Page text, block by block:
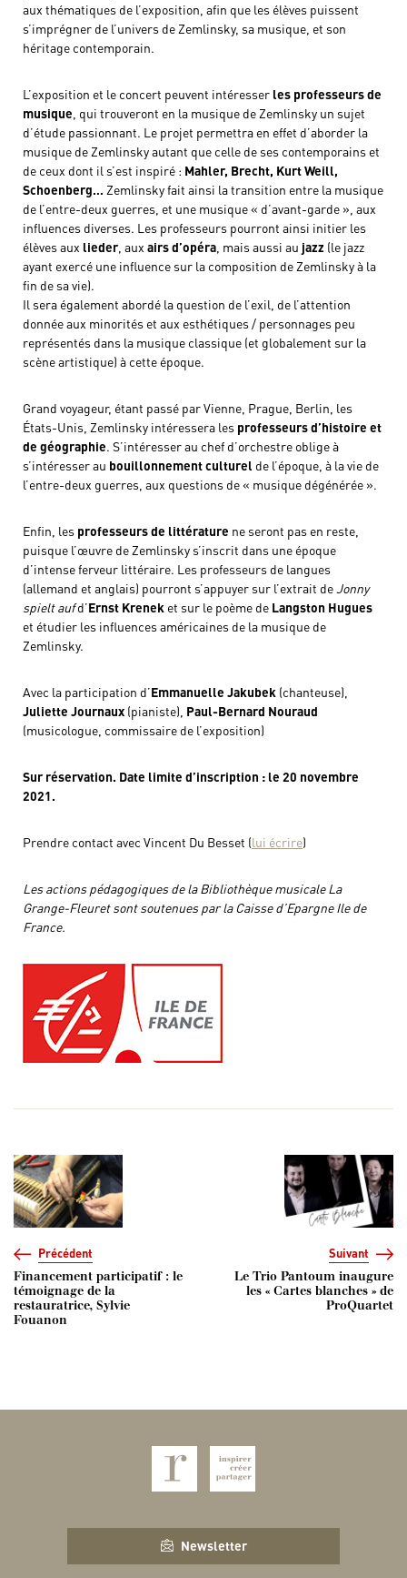
aux thématiques de l’exposition, afin que les élèves puissent
s’imprégner de l’univers de Zemlinsky, sa musique, et son
héritage contemporain.
L’exposition et le concert peuvent intéresser les professeurs de
musique , qui trouveront en la musique de Zemlinsky un sujet
d’étude passionnant. Le projet permettra en effet d’aborder la
musique de Zemlinsky autant que celle de ses contemporains et
de ceux dont il s’est inspiré : Mahler, Brecht, Kurt Weill,
Schoenberg… Zemlinsky fait ainsi la transition entre la musique
de l’entre-deux guerres, et une musique « d’avant-garde », aux
influences diverses. Les professeurs pourront ainsi initier les
élèves aux lieder, aux airs d’opéra , mais aussi au jazz (le jazz
ayant exercé une influence sur la composition de Zemlinsky à la
fin de sa vie).
Il sera également abordé la question de l’exil, de l’attention
donnée aux minorités et aux esthétiques / personnages peu
représentés dans la musique classique (et globalement sur la
scène artistique) à cette époque.
Grand voyageur, étant passé par Vienne, Prague, Berlin, les
États-Unis, Zemlinsky intéressera les professeurs d’histoire et
de géographie. S’intéresser au chef d’orchestre oblige à
s’intéresser au bouillonnement culturel de l’époque, à la vie de
l’entre-deux guerres, aux questions de « musique dégénérée ».
Enfin, les professeurs de littérature ne seront pas en reste,
puisque l’œuvre de Zemlinsky s’inscrit dans une époque
d’intense ferveur littéraire. Les professeurs de langues
(allemand et anglais) pourront s’appuyer sur l’extrait de Jonny
spielt aufd’Ernst Krenek et sur le poème de Langston Hugues
et étudier les influences américaines de la musique de
Zemlinsky.
Avec la participation d’Emmanuelle Jakubek (chanteuse),
Juliette Journaux (pianiste), Paul-Bernard Nouraud
(musicologue, commissaire de l’exposition)
Sur réservation. Date limite d’inscription : le 20 novembre
2021.
Prendre contact avec Vincent Du Besset (lui écrire)
Les actions pédagogiques de la Bibliothèque musicale La
Grange-Fleuret sont soutenues par la Caisse d’Epargne Ile de
France.
Navigation de l’article
Précédent
Financement participatif : le
témoignage de la
restauratrice, Sylvie
Fouanon
Suivant
Le Trio Pantoum inaugure
les « Cartes blanches » de
ProQuartet
Newsletter